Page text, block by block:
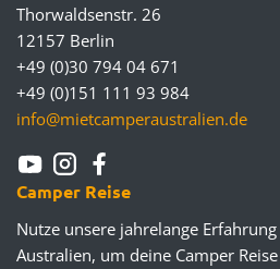
Thorwaldsenstr. 26
12157 Berlin
+49 (0)30 794 04 671
+49 (0)151 111 93 984
info@mietcamperaustralien.de
Camper Reise
Nutze unsere jahrelange
Australien, um deine Camper